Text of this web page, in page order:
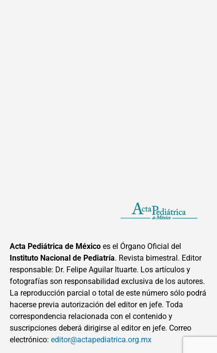
Acta Pediátrica de México es el Órgano Oficial del
Instituto Nacional de Pediatría. Revista bimestral. Editor
responsable: Dr. Felipe Aguilar Ituarte. Los artículos y
fotografías son responsabilidad exclusiva de los autores.
La reproducción parcial o total de este número sólo podrá
hacerse previa autorización del editor en jefe. Toda
correspondencia relacionada con el contenido y
suscripciones deberá dirigirse al editor en jefe. Correo
electrónico: editor@actapediatrica.org.mx